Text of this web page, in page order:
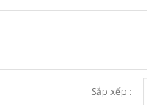
Sắp xếp :